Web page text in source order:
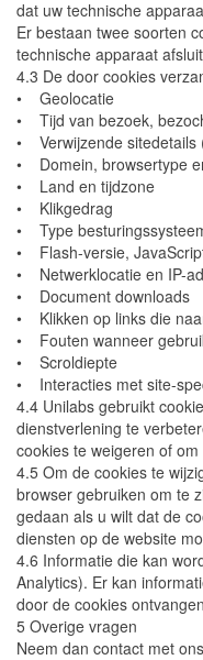
dat uw technische
Er bestaan twee soorten
technische apparaat
4.3 De door cookies
• Geolocatie
• Tijd van bezoek,
• Verwijzende sitedetails
• Domein, browsertype
• Land en tijdzone
• Klikgedrag
• Type
• Flash-versie,
• Netwerklocatie en IP-
• Document downloads
• Klikken op links die
• Fouten wanneer
• Scroldiepte
• Interacties met site-
4.4 Unilabs gebruikt
dienstverlening te
cookies te weigeren of
4.5 Om de cookies te
browser gebruiken om te
gedaan als u wilt dat de
diensten op de website
4.6 Informatie die kan
Analytics). Er kan
door de cookies
5 Overige vragen
Neem dan contact met